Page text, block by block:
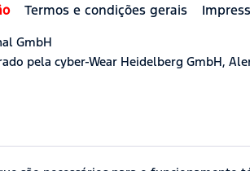
Termos e condições gerais
GmbH
pela cyber-Wear Heidelberg GmbH,